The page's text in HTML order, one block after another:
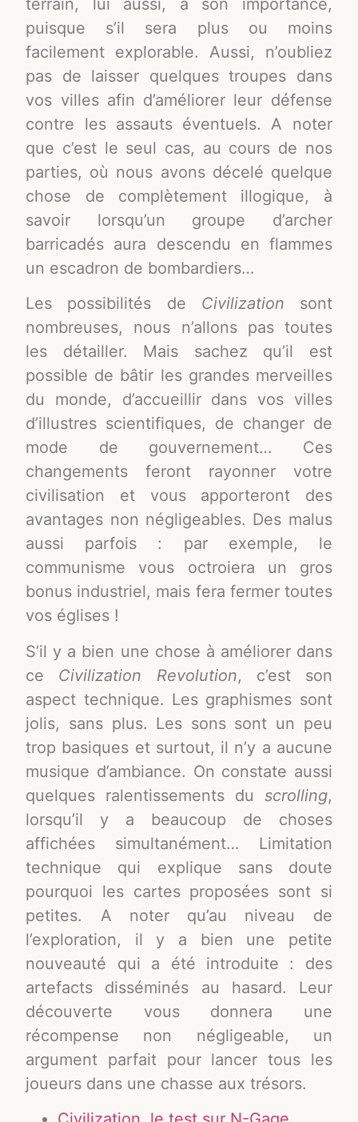
terrain, lui aussi, a son importance,
puisque s’il sera plus ou moins
facilement explorable. Aussi, n’oubliez
pas de laisser quelques troupes dans
vos villes afin d’améliorer leur défense
contre les assauts éventuels. A noter
que c’est le seul cas, au cours de nos
parties, où nous avons décelé quelque
chose de complètement illogique, à
savoir lorsqu’un groupe d’archer
barricadés aura descendu en flammes
un escadron de bombardiers…
Les possibilités de Civilization sont
nombreuses, nous n’allons pas toutes
les détailler. Mais sachez qu’il est
possible de bâtir les grandes merveilles
du monde, d’accueillir dans vos villes
d’illustres scientifiques, de changer de
mode de gouvernement… Ces
changements feront rayonner votre
civilisation et vous apporteront des
avantages non négligeables. Des malus
aussi parfois : par exemple, le
communisme vous octroiera un gros
bonus industriel, mais fera fermer toutes
vos églises !
S’il y a bien une chose à améliorer dans
ce Civilization Revolution, c’est son
aspect technique. Les graphismes sont
jolis, sans plus. Les sons sont un peu
trop basiques et surtout, il n’y a aucune
musique d’ambiance. On constate aussi
quelques ralentissements du scrolling,
lorsqu’il y a beaucoup de choses
affichées simultanément… Limitation
technique qui explique sans doute
pourquoi les cartes proposées sont si
petites. A noter qu’au niveau de
l’exploration, il y a bien une petite
nouveauté qui a été introduite : des
artefacts disséminés au hasard. Leur
découverte vous donnera une
récompense non négligeable, un
argument parfait pour lancer tous les
joueurs dans une chasse aux trésors.